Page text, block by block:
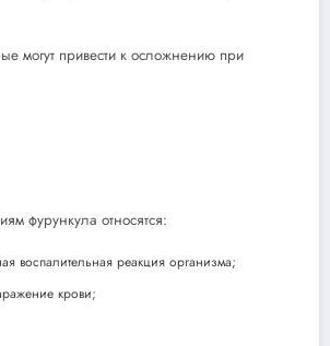
фурункула относятся:
воспалительная реакция организма;
крови;